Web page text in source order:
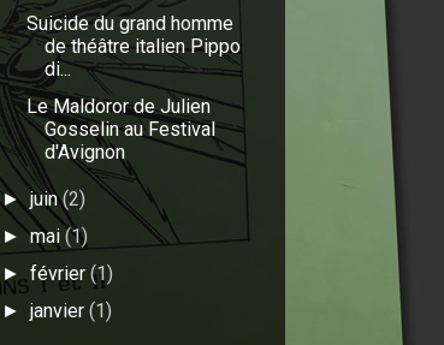
Suicide du grand homme
de théâtre italien Pippo
di...
Le Maldoror de Julien
Gosselin au Festival
d'Avignon
►juin(2)
►mai(1)
►février(1)
►janvier(1)